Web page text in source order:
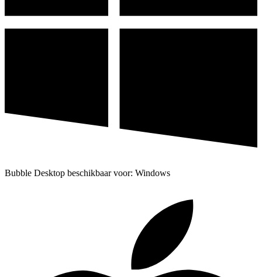
Bubble Desktop beschikbaar voor: Windows